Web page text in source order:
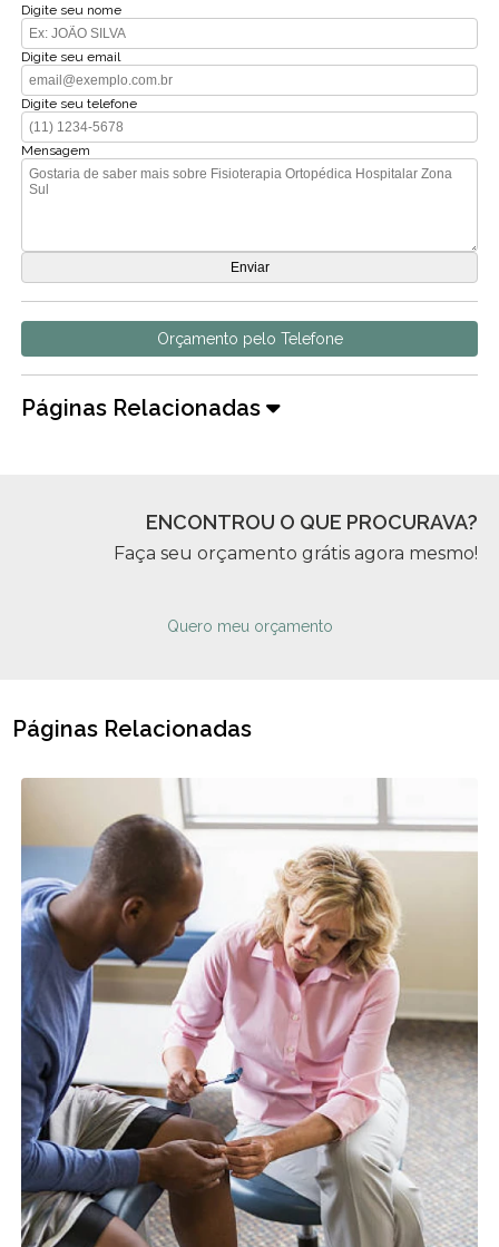
Digite seu nome
Digite seu email
Digite seu telefone
Mensagem
Orçamento pelo Telefone
Páginas Relacionadas
ENCONTROU O QUE PROCURAVA?
Faça seu orçamento grátis agora mesmo!
Quero meu orçamento
Páginas Relacionadas